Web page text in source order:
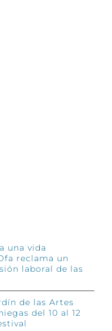
una vida
reclama un
laboral de las
de las Artes
del 10 al 12